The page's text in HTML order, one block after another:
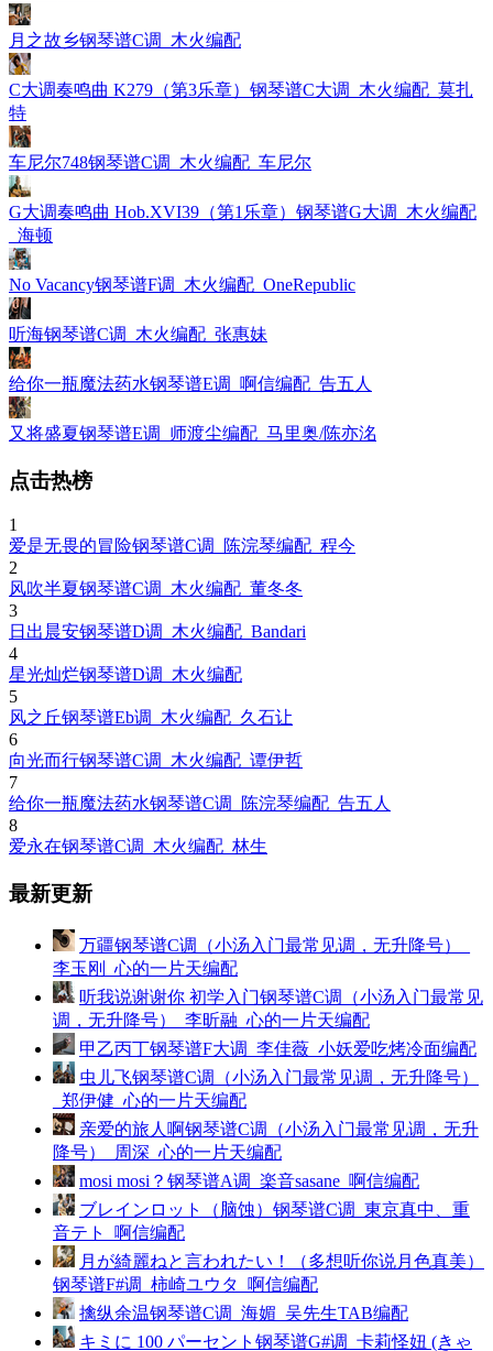
月之故乡钢琴谱C调_木火编配
C大调奏鸣曲 K279（第3乐章）钢琴谱C大调_木火编配_莫扎
特
车尼尔748钢琴谱C调_木火编配_车尼尔
G大调奏鸣曲 Hob.XVI39（第1乐章）钢琴谱G大调_木火编配
_海顿
No Vacancy钢琴谱F调_木火编配_OneRepublic
听海钢琴谱C调_木火编配_张惠妹
给你一瓶魔法药水钢琴谱E调_啊信编配_告五人
又将盛夏钢琴谱E调_师渡尘编配_马里奥/陈亦洺
点击热榜
1
爱是无畏的冒险钢琴谱C调_陈浣琴编配_程今
2
风吹半夏钢琴谱C调_木火编配_董冬冬
3
日出晨安钢琴谱D调_木火编配_Bandari
4
星光灿烂钢琴谱D调_木火编配
5
风之丘钢琴谱Eb调_木火编配_久石让
6
向光而行钢琴谱C调_木火编配_谭伊哲
7
给你一瓶魔法药水钢琴谱C调_陈浣琴编配_告五人
8
爱永在钢琴谱C调_木火编配_林生
最新更新
万疆钢琴谱C调（小汤入门最常见调，无升降号）_
李玉刚_心的一片天编配
听我说谢谢你 初学入门钢琴谱C调（小汤入门最常见
调，无升降号）_李昕融_心的一片天编配
甲乙丙丁钢琴谱F大调_李佳薇_小妖爱吃烤冷面编配
虫儿飞钢琴谱C调（小汤入门最常见调，无升降号）
_郑伊健_心的一片天编配
亲爱的旅人啊钢琴谱C调（小汤入门最常见调，无升
降号）_周深_心的一片天编配
mosi mosi？钢琴谱A调_楽音sasane_啊信编配
ブレインロット（脑蚀）钢琴谱C调_東京真中、重
音テト_啊信编配
月が綺麗ねと言われたい！（多想听你说月色真美）
钢琴谱F#调_柿崎ユウタ_啊信编配
擒纵余温钢琴谱C调_海媚_吴先生TAB编配
キミに 100 パーセント钢琴谱G#调_卡莉怪妞 (きゃ